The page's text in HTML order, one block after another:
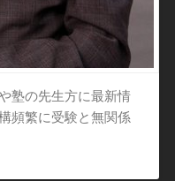
塾の先生方に最新情
頻繁に受験と無関係